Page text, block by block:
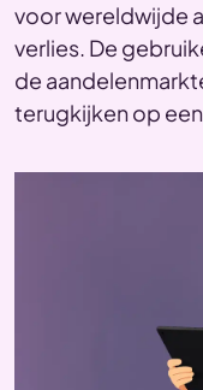
voor wereldwijde
verlies. De
de
terugkijken op